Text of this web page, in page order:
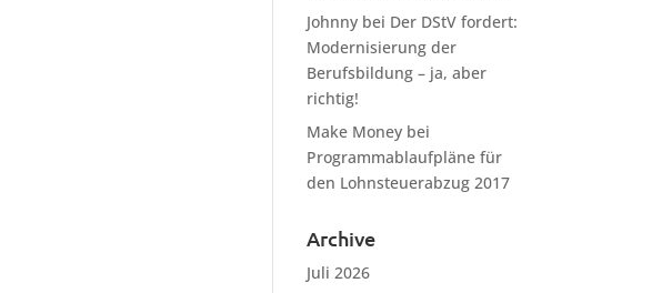
Johnny bei Der DStV fordert:
Modernisierung der
Berufsbildung – ja, aber
richtig!
Make Money bei
Programmablaufpläne für
den Lohnsteuerabzug 2017
Archive
Juli 2026